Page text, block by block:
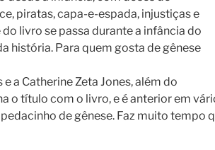
piratas, capa-e-espada, injustiças e
livro se passa durante a infância do
história. Para quem gosta de gênese
a Catherine Zeta Jones, além do
o título com o livro, e é anterior em
de gênese. Faz muito tempo